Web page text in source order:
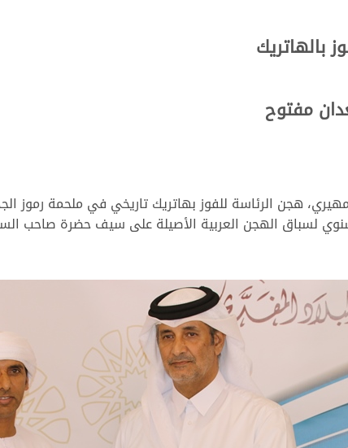
بالهاتريك
مفتوح
هجن الرئاسة للفوز بهاتريك تاريخي في ملحمة رموز
لسباق الهجن العربية الأصيلة على سيف حضرة صاحب